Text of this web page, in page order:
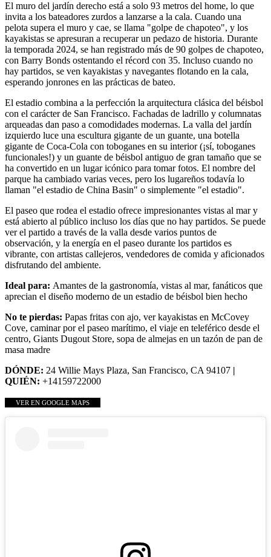
El muro del jardín derecho está a solo 93 metros del home, lo que
invita a los bateadores zurdos a lanzarse a la cala. Cuando una
pelota supera el muro y cae, se llama "golpe de chapoteo", y los
kayakistas se apresuran a recuperar un pedazo de historia. Durante
la temporada 2024, se han registrado más de 90 golpes de chapoteo,
con Barry Bonds ostentando el récord con 35. Incluso cuando no
hay partidos, se ven kayakistas y navegantes flotando en la cala,
esperando jonrones en las prácticas de bateo.
El estadio combina a la perfección la arquitectura clásica del béisbol
con el carácter de San Francisco. Fachadas de ladrillo y columnatas
arqueadas dan paso a comodidades modernas. La valla del jardín
izquierdo luce una escultura gigante de un guante, una botella
gigante de Coca-Cola con toboganes en su interior (¡sí, toboganes
funcionales!) y un guante de béisbol antiguo de gran tamaño que se
ha convertido en un lugar icónico para tomar fotos. El nombre del
parque ha cambiado varias veces, pero los lugareños todavía lo
llaman "el estadio de China Basin" o simplemente "el estadio".
El paseo que rodea el estadio ofrece impresionantes vistas al mar y
está abierto al público incluso los días que no hay partidos. Se puede
ver el partido a través de la valla desde varios puntos de
observación, y la energía en el paseo durante los partidos es
vibrante, con artistas callejeros, vendedores de comida y aficionados
disfrutando del ambiente.
Ideal para: Amantes de la gastronomía, vistas al mar, fanáticos que
aprecian el diseño moderno de un estadio de béisbol bien hecho
No te pierdas: Papas fritas con ajo, ver kayakistas en McCovey
Cove, caminar por el paseo marítimo, el viaje en teleférico desde el
centro, Giants Dugout Store, sopa de almejas en un tazón de pan de
masa madre
DÓNDE: 24 Willie Mays Plaza, San Francisco, CA 94107 |
QUIÉN: +14159722000
VER EN GOOGLE MAPS